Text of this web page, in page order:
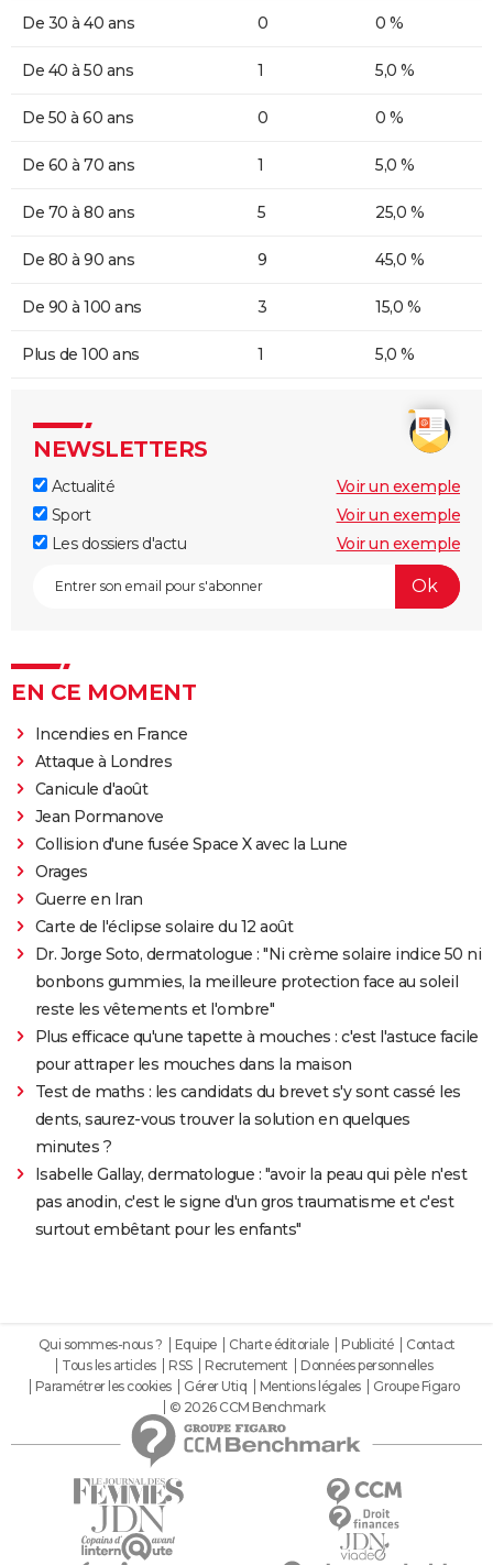
De 30 à 40 ans 0 0 %
De 40 à 50 ans 1 5,0 %
De 50 à 60 ans 0 0 %
De 60 à 70 ans 1 5,0 %
De 70 à 80 ans 5 25,0 %
De 80 à 90 ans 9 45,0 %
De 90 à 100 ans 3 15,0 %
Plus de 100 ans 1 5,0 %
NEWSLETTERS
Actualité
Voir un exemple
Sport
Voir un exemple
Les dossiers d'actu
Voir un exemple
EN CE MOMENT
Incendies en France
Attaque à Londres
Canicule d'août
Jean Pormanove
Collision d'une fusée Space X avec la Lune
Orages
Guerre en Iran
Carte de l'éclipse solaire du 12 août
Dr. Jorge Soto, dermatologue : "Ni crème solaire indice 50 ni
bonbons gummies, la meilleure protection face au soleil
reste les vêtements et l'ombre"
Plus efficace qu'une tapette à mouches : c'est l'astuce facile
pour attraper les mouches dans la maison
Test de maths : les candidats du brevet s'y sont cassé les
dents, saurez-vous trouver la solution en quelques
minutes ?
Isabelle Gallay, dermatologue : "avoir la peau qui pèle n'est
pas anodin, c'est le signe d'un gros traumatisme et c'est
surtout embêtant pour les enfants"
Qui sommes-nous ? Equipe Charte éditoriale Publicité
Contact
Tous les articles
RSS Recrutement
Données personnelles
Paramétrer les cookies
Gérer Utiq Mentions légales
Groupe Figaro
© 2026 CCM Benchmark